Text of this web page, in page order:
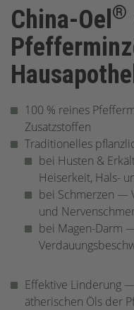
China-Oel ®
100 % reines
Zusatzstoffen
Traditionelles
bei Husten &
Heiserkeit, Hals-
bei Schmerzen —
und
bei Magen-Darm
Effektive Linderung
ätherischen Öls der